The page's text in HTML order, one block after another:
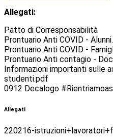
Allegati:
Patto di Corresponsabilità
Prontuario Anti COVID -
Prontuario Anti COVID -
Prontuario Anti contagio -
Informazioni importanti sulle
studenti.pdf
0912 Decalogo
Allegati
220216-